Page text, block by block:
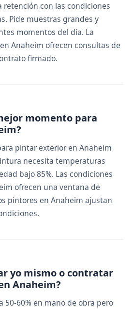
retención con las condiciones
Pide muestras grandes y
momentos del día. La
Anaheim ofrecen consultas de
firmado.
momento para
pintar exterior en Anaheim
necesita temperaturas
bajo 85%. Las condiciones
ofrecen una ventana de
pintores en Anaheim ajustan
yo mismo o contratar
Anaheim?
50-60% en mano de obra pero